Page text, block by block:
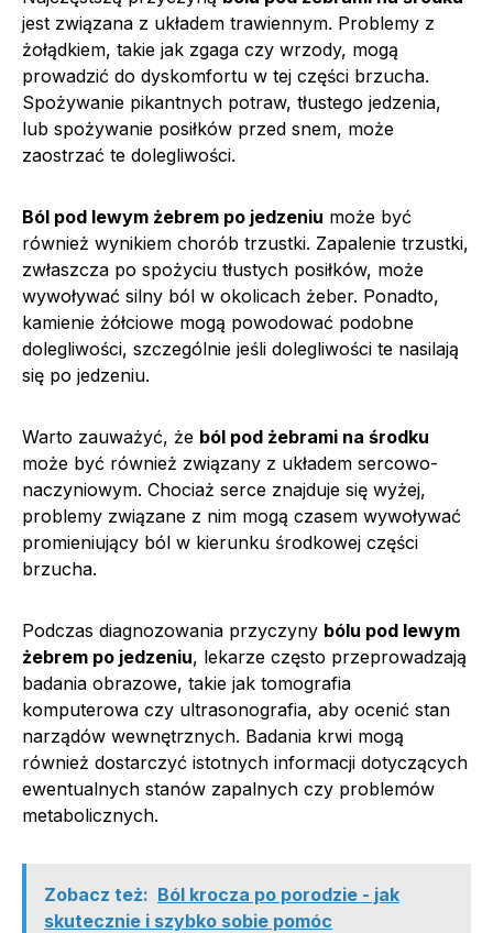
jest związana z układem trawiennym. Problemy z
żołądkiem, takie jak zgaga czy wrzody, mogą
prowadzić do dyskomfortu w tej części brzucha.
Spożywanie pikantnych potraw, tłustego jedzenia,
lub spożywanie posiłków przed snem, może
zaostrzać te dolegliwości.
Ból pod lewym żebrem po jedzeniu może być
również wynikiem chorób trzustki. Zapalenie trzustki,
zwłaszcza po spożyciu tłustych posiłków, może
wywoływać silny ból w okolicach żeber. Ponadto,
kamienie żółciowe mogą powodować podobne
dolegliwości, szczególnie jeśli dolegliwości te nasilają
się po jedzeniu.
Warto zauważyć, że ból pod żebrami na środku
może być również związany z układem sercowo-
naczyniowym. Chociaż serce znajduje się wyżej,
problemy związane z nim mogą czasem wywoływać
promieniujący ból w kierunku środkowej części
brzucha.
Podczas diagnozowania przyczyny bólu pod lewym
żebrem po jedzeniu, lekarze często przeprowadzają
badania obrazowe, takie jak tomografia
komputerowa czy ultrasonografia, aby ocenić stan
narządów wewnętrznych. Badania krwi mogą
również dostarczyć istotnych informacji dotyczących
ewentualnych stanów zapalnych czy problemów
metabolicznych.
Zobacz też: Ból krocza po porodzie - jak
skutecznie i szybko sobie pomóc